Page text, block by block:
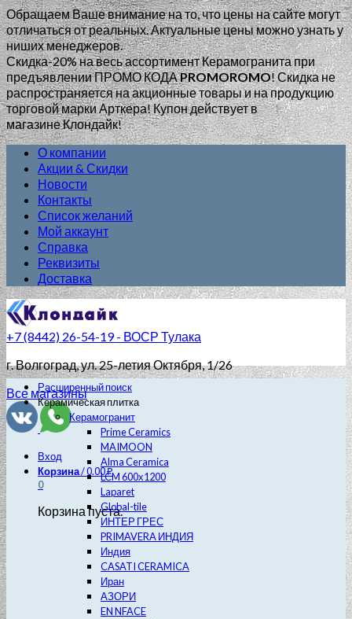
Обращаем Ваше внимание на то, что цены на сайте могут
отличаться от реальных. Актуальные цены можно узнать у
ниших менеджеров.
Скидка-20% на весь ассортимент Керамогранита при
предъявлении ПРОМО КОДАPROMOROMO!Скидка не
распространяется на акционные товары и на продукцию
торговой марки Арткера! Купон действует в
магазине Клондайк!
О компании
Акции & Скидки
Новости
Контакты
Список желаний
Мой аккаунт
Справка
Реквизиты
Доставка
+7 (8442) 26-54-19 - ВОСР Тулака
г. Волгоград, ул. 25-летия Октября, 1/26
Все магазины
Вход
Корзина/0.00₽
0
Корзина пуста.
Расширенный поиск
Керамическая плитка
Керамогранит
Prime Ceramics
MAIMOON
Alma Ceramica
LCM 600х1200
Laparet
Global-tile
ИНТЕР ГРЕС
PRIMAVERA ИНДИЯ
Индия
CASATI CERAMICA
Иран
АЗОРИ
EN NFACE